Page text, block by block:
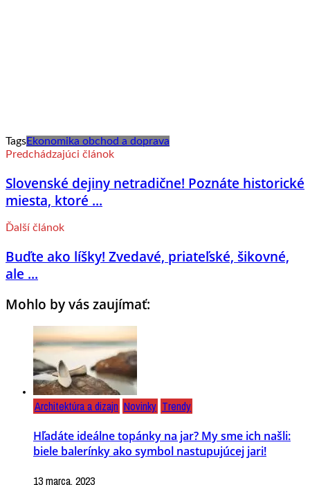
TagsEkonomika obchod a doprava
Predchádzajúci článok
Slovenské dejiny netradične! Poznáte historické
miesta, ktoré ...
Ďalší článok
Buďte ako líšky! Zvedavé, priateľské, šikovné,
ale ...
Mohlo by vás zaujímať:
Architektúra a dizajn Novinky Trendy
Hľadáte ideálne topánky na jar? My sme ich našli:
biele balerínky ako symbol nastupujúcej jari!
13 marca, 2023